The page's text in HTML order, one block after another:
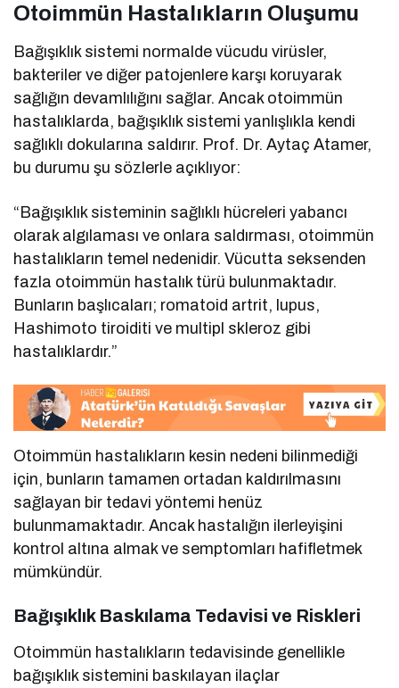
Otoimmün Hastalıkların Oluşumu
Bağışıklık sistemi normalde vücudu virüsler,
bakteriler ve diğer patojenlere karşı koruyarak
sağlığın devamlılığını sağlar. Ancak otoimmün
hastalıklarda, bağışıklık sistemi yanlışlıkla kendi
sağlıklı dokularına saldırır. Prof. Dr. Aytaç Atamer,
bu durumu şu sözlerle açıklıyor:
“Bağışıklık sisteminin sağlıklı hücreleri yabancı
olarak algılaması ve onlara saldırması, otoimmün
hastalıkların temel nedenidir. Vücutta seksenden
fazla otoimmün hastalık türü bulunmaktadır.
Bunların başlıcaları; romatoid artrit, lupus,
Hashimoto tiroiditi ve multipl skleroz gibi
hastalıklardır.”
Otoimmün hastalıkların kesin nedeni bilinmediği
için, bunların tamamen ortadan kaldırılmasını
sağlayan bir tedavi yöntemi henüz
bulunmamaktadır. Ancak hastalığın ilerleyişini
kontrol altına almak ve semptomları hafifletmek
mümkündür.
Bağışıklık Baskılama Tedavisi ve Riskleri
Otoimmün hastalıkların tedavisinde genellikle
bağışıklık sistemini baskılayan ilaçlar